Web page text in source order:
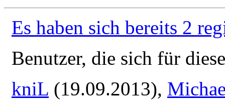
Es haben sich bereits 2
Benutzer, die sich für
kniL (19.09.2013),